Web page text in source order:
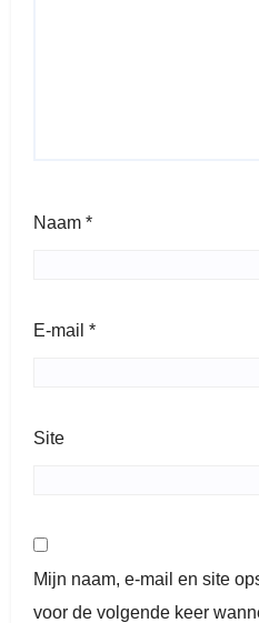
Naam *
E-mail *
Site
Mijn naam, e-mail en site
voor de volgende keer